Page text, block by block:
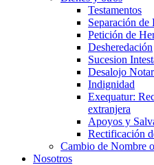
Testamentos
Separación de
Petición de
Desheredación
Sucesion
Desalojo
Indignidad
Exequatur:
extranjera
Apoyos y
Rectificación
Cambio de Nombre
Nosotros